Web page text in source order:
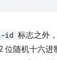
id 标志之外
位随机十六